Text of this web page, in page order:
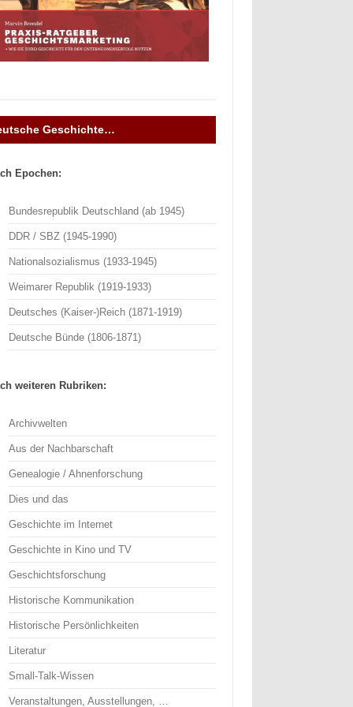
Geschichte…
Epochen:
Bundesrepublik Deutschland (ab 1945)
DDR / SBZ (1945-1990)
Nationalsozialismus (1933-1945)
Weimarer Republik (1919-1933)
Deutsches (Kaiser-)Reich (1871-1919)
Deutsche Bünde (1806-1871)
weiteren Rubriken:
Archivwelten
Aus der Nachbarschaft
Genealogie / Ahnenforschung
Dies und das
Geschichte im Internet
Geschichte in Kino und TV
Geschichtsforschung
Historische Kommunikation
Historische Persönlichkeiten
Literatur
Small-Talk-Wissen
Veranstaltungen, Ausstellungen, …